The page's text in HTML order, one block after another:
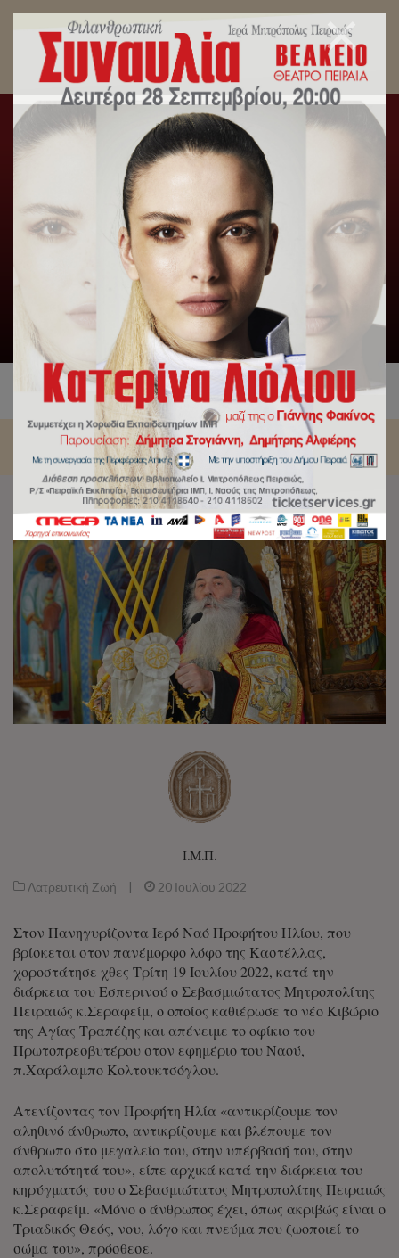
Μητροπολίτης Πειραιώς: Ο Προφήτης Ηλίας
ενώνει την ιστορία του κόσμου.
Αρχική / Λατρευτική Ζωή /
Μητροπολίτης Πειραιώς: Ο
Προφήτης Ηλίας ενώνει την ιστορία του κόσμου.
Ι.Μ.Π.
Λατρευτική Ζωή | 20 Ιουλίου 2022
Στον Πανηγυρίζοντα Ιερό Ναό Προφήτου Ηλίου, που
βρίσκεται στον πανέμορφο λόφο της Καστέλλας,
χοροστάτησε χθες Τρίτη 19 Ιουλίου 2022, κατά την
διάρκεια του Εσπερινού ο Σεβασμιώτατος Μητροπολίτης
Πειραιώς κ.Σεραφείμ, ο οποίος καθιέρωσε το νέο Κιβώριο
της Αγίας Τραπέζης και απένειμε το οφίκιο του
Πρωτοπρεσβυτέρου στον εφημέριο του Ναού,
π.Χαράλαμπο Κολτουκτσόγλου.
Ατενίζοντας τον Προφήτη Ηλία «αντικρίζουμε τον
αληθινό άνθρωπο, αντικρίζουμε και βλέπουμε τον
άνθρωπο στο μεγαλείο του, στην υπέρβασή του, στην
απολυτότητά του», είπε αρχικά κατά την διάρκεια του
κηρύγματός του ο Σεβασμιώτατος Μητροπολίτης Πειραιώς
κ.Σεραφείμ. «Μόνο ο άνθρωπος έχει, όπως ακριβώς είναι ο
Τριαδικός Θεός, νου, λόγο και πνεύμα που ζωοποιεί το
σώμα του», πρόσθεσε.